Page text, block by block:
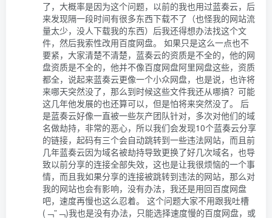
了，大概率是因为这个问题，以前的我也用过蓝奏云，后
来发现隔一段时间有很多东西下载不了（也怪我的网站流
量太少，没人下载我的东西）后我还得想办法找这个文
件，然后我索性改用百度网盘。 如果只是这么一点也不
要紧，大家清楚不清楚，蓝奏云的资质是不全的，他的网
盘资质是不全的，他并不像百度网盘阿里网盘这些，资质
都全，说起来蓝奏云更像一个小众网盘，也是说，也许将
来哪天突然没了，那么到时候这些文件我还从哪搞？可能
这几年他发展的也还算可以，但是怕将来突然没了。 后
是蓝奏云好像一直被一些灰产团队针对，多次对他们的域
名做劫持，非常的恶心，所以我们会发现10个蓝奏云分享
的链接，起码有三个会自动跳转到一些违法网站，而且前
几年蓝奏云因为域名被劫持导致更换了好几次域名，也导
致以前分享的连接全部失效，这也是让我很烦恼的一个事
情，而且我如果分享的连接被跳转到违法的网站，那么对
我的网站也会有影响，没有办法，我还是用回百度网盘
吧，速度再慢也这么忍着。 这个问题大家不用跟我吐槽
(﹁”﹁)我也是没有办法，只能选择速度慢的百度网盘，或